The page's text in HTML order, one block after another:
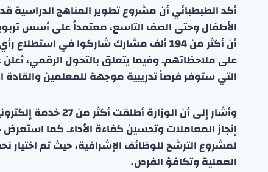
الأطفال وحتى الصف التاسع، معتمداً على أسس
أن أكثر من 194 ألف مشارك شاركوا في
على ملاحظاتهم. وفيما يتعلق بالتحول الرقمي،
التي ستوفر فرصاً تدريبية موجهة للمعلمين والقادة
وأشار إلى أن
إنجاز المعاملات وتحسين كفاءة الأداء. كما
العملية وتكافؤ الفرص.